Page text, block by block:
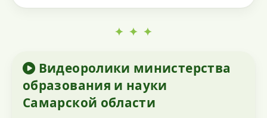
✦ ✦ ✦
Видеоролики министерства
образования и науки
Самарской области